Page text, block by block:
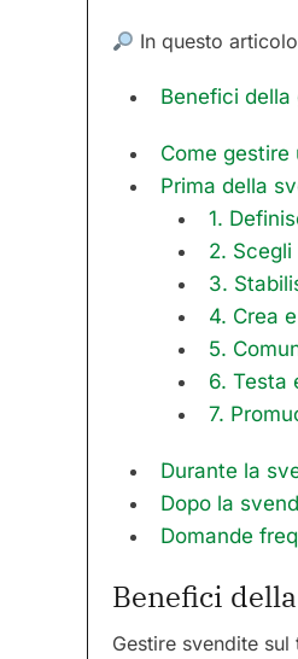
In questo
Benefici
Come gestire
Prima della
1.
2.
3.
4. Crea
5.
6. Testa
7.
Durante la
Dopo la
Domande
Benefici
Gestire svendite sul